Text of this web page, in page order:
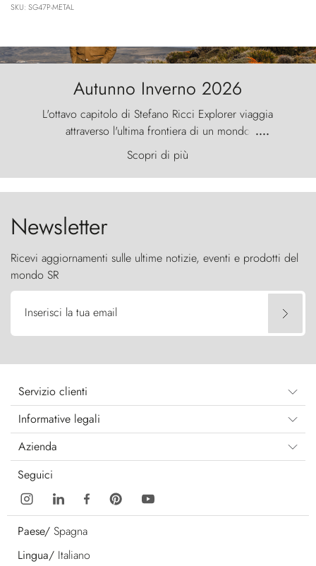
SKU: SG47P-METAL
Autunno Inverno 2026
L'ottavo capitolo di Stefano Ricci Explorer viaggia
attraverso l'ultima frontiera di un mondo
primordiale, dove il vento scolpisce la natura con
furia ancestrale e le Torres del Paine sfidano il
cielo come sentinelle di pietra.
....
Scopri di più
Newsletter
Ricevi aggiornamenti sulle ultime notizie, eventi e prodotti del
mondo SR
Inserisci la tua email
Servizio clienti
Informative legali
Azienda
Seguici
Paese/ Spagna
Lingua/ Italiano